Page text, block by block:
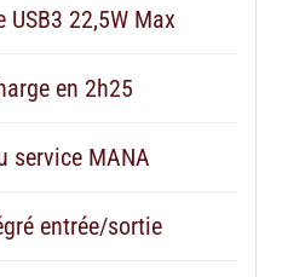
USB3 22,5W Max
en 2h25
service MANA
entrée/sortie